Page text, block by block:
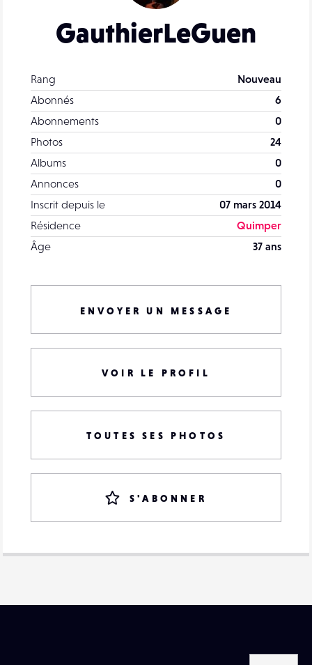
GauthierLeGuen
Rang
Nouveau
Abonnés
6
Abonnements
0
Photos
24
Albums
0
Annonces
0
Inscrit depuis le
07 mars 2014
Résidence
Quimper
Âge
37 ans
ENVOYER UN MESSAGE
VOIR LE PROFIL
TOUTES SES PHOTOS
S'ABONNER